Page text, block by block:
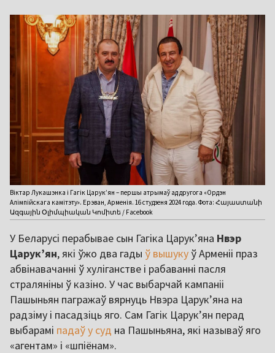
Віктар Лукашэнка і Гагік Царук’ян – першы атрымаў ад другога «Ордэн
Алімпійскага камітэту». Ерэван, Арменія. 16 студзеня 2024 года. Фота: Հայաստանի
Ազգային Օլիմպիական Կոմիտե / Facebook
У Беларусі перабывае сын Гагіка Царук’яна Нвэр
Царук’ян, які ўжо два гады ў вышукуў Арменіі праз
абвінавачанні ў хуліганстве і рабаванні пасля
страляніны ў казіно. У час выбарчай кампаніі
Пашыньян пагражаў вярнуць Нвэра Царук’яна на
радзіму і пасадзіць яго. Сам Гагік Царук’ян перад
выбарамі падаў у суд на Пашыньяна, які называў яго
«агентам» і «шпіёнам».